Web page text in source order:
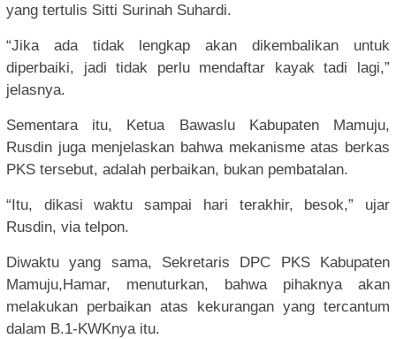
yang tertulis Sitti Surinah Suhardi.
“Jika ada tidak lengkap akan dikembalikan untuk
diperbaiki, jadi tidak perlu mendaftar kayak tadi lagi,”
jelasnya.
Sementara itu, Ketua Bawaslu Kabupaten Mamuju,
Rusdin juga menjelaskan bahwa mekanisme atas berkas
PKS tersebut, adalah perbaikan, bukan pembatalan.
“Itu, dikasi waktu sampai hari terakhir, besok,” ujar
Rusdin, via telpon.
Diwaktu yang sama, Sekretaris DPC PKS Kabupaten
Mamuju,Hamar, menuturkan, bahwa pihaknya akan
melakukan perbaikan atas kekurangan yang tercantum
dalam B.1-KWKnya itu.